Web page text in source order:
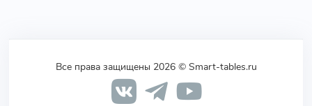
Все права защищены 2026 © Smart-tables.ru